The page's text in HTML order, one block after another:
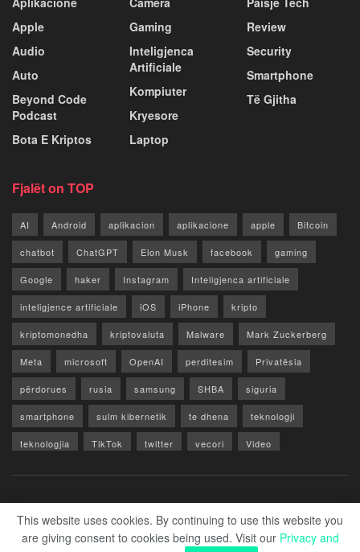
Apple
Audio
Auto
Beyond Code
Podcast
Bota E Kriptos
Gaming
Inteligjenca
Artificiale
Kompiuter
Kryesore
Laptop
Review
Security
Smartphone
Të Gjitha
Fjalët on TOP
AI Android aplikacion aplikacione apple Bitcoin
chatbot ChatGPT Elon Musk facebook gaming
Google haker Instagram Inteligjenca artificiale
inteligjence artificiale iOS iPhone kripto
kriptomonedha kriptovaluta Malware Mark Zuckerberg
Meta microsoft OpenAI perditesim Privatësia
përdorues rusia samsung SHBA siguria
smartphone sulm kibernetik te dhena teknologji
teknologjia TikTok twitter vecori Video
© 2026 Zero1.al - Part of techzero1.com
This website uses cookies. By continuing to use this website you
are giving consent to cookies being used. Visit our Privacy and